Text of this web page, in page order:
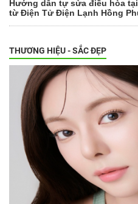
Hướng dẫn tự sửa điều hòa
từ Điện Tử Điện Lạnh Hồng
THƯƠNG HIỆU - SẮC ĐẸP